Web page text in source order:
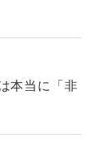
本当に「非